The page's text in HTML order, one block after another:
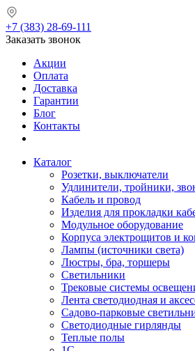
+7 (383) 28-69-111
Заказать звонок
Акции
Оплата
Доставка
Гарантии
Блог
Контакты
Каталог
Розетки, выключатели
Удлинители, тройники,
Кабель и провод
Изделия для прокладки
Модульное оборудование
Корпуса электрощитов и
Лампы (источники света)
Люстры, бра, торшеры
Светильники
Трековые системы
Лента светодиодная и
Садово-парковые
Светодиодные гирлянды
Теплые полы